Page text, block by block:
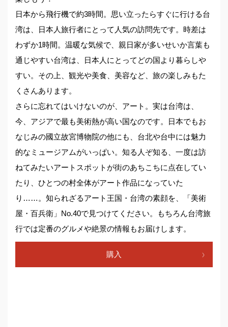
日本から飛行機で約3時間。思い立ったらすぐに行ける台
湾は、日本人旅行者にとって人気の訪問先です。時差は
わずか1時間。温暖な気候で、親日家が多いせいか言葉も
通じやすい台湾は、日本人にとってどの国より暮らしや
すい。その上、観光や美食、美容など、旅の楽しみもた
くさんあります。
さらに忘れてはいけないのが、アート。実は台湾は、
今、アジアで最も美術熱が高い国なのです。日本でもお
なじみの國立故宮博物院の他にも、台北や台中には魅力
的なミュージアムがいっぱい。知る人ぞ知る、一度は訪
ねてみたいアートスポットが街のあちこちに点在してい
たり、ひとつの村全体がアート作品になっていた
り……。知られざるアート王国・台湾の素顔を、「美術
屋・百兵衛」No.40で見つけてください。もちろん台湾旅
行では定番のグルメや絶景の情報もお届けします。
購入